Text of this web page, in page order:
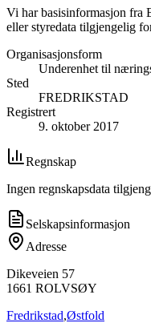
Vi har basisinformasjon fra
eller styredata tilgjengelig
Organisasjonsform
Underenhet til
Sted
FREDRIKSTAD
Registrert
9. oktober 2017
Regnskap
Ingen regnskapsdata
Selskapsinformasjon
Adresse
Dikeveien 57
1661 ROLVSØY
Fredrikstad,Østfold